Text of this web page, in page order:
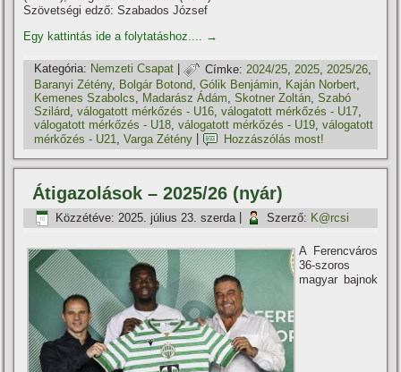
Szövetségi edző: Szabados József
Egy kattintás ide a folytatáshoz.... →
Kategória: Nemzeti Csapat | Címke: 2024/25 2025 2025/26
Baranyi Zétény, Bolgár Botond,Gólik Benjámin, Kaján Norbert,
Kemenes Szabolcs, Madarász Ádám,Skotner Zoltán,Szabó
Szilárd,válogatott mérkőzés - U16,válogatott mérkőzés - U17,
válogatott mérkőzés - U18,válogatott mérkőzés - U19,válogatott
mérkőzés - U21
,Varga Zétény Hozzászólás most!
Átigazolások – 2025/26 (nyár)
Közzétéve: 2025. július 23. szerda Szerző: K@rcsi
A Ferencváros
36-szoros
magyar bajnok